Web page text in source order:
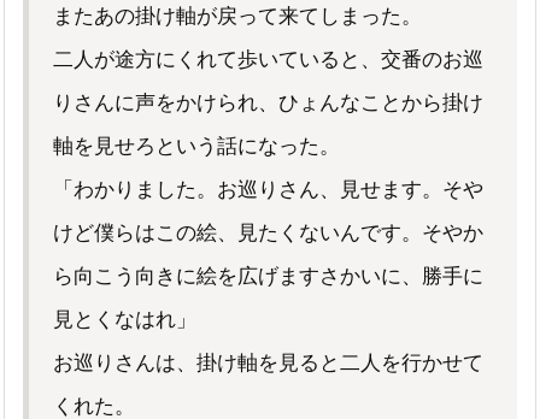
またあの掛け軸が戻って来てしまった。
二人が途方にくれて歩いていると、交番のお巡
りさんに声をかけられ、ひょんなことから掛け
軸を見せろという話になった。
「わかりました。お巡りさん、見せます。そや
けど僕らはこの絵、見たくないんです。そやか
ら向こう向きに絵を広げますさかいに、勝手に
見とくなはれ」
お巡りさんは、掛け軸を見ると二人を行かせて
くれた。